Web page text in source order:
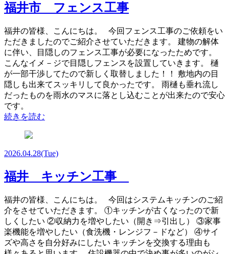
福井市 フェンス工事
福井の皆様、こんにちは。 今回フェンス工事のご依頼をい
ただきましたのでご紹介させていただきます。 建物の解体
に伴い、目隠しのフェンス工事が必要になったためです。
こんなイメ－ジで目隠しフェンスを設置していきます。 樋
が一部干渉してたので新しく取替しました！！ 敷地内の目
隠しも出来てスッキリして良かったです。 雨樋も垂れ流し
だったものを雨水のマスに落とし込むことが出来たので安心
です。
続きを読む
2026.04.28(Tue)
福井 キッチン工事
福井の皆様、こんにちは。 今回はシステムキッチンのご紹
介をさせていただきます。 ①キッチンが古くなったので新
しくしたい ②収納力を増やしたい（開き⇒引出し） ③家事
楽機能を増やしたい（食洗機・レンジフ－ドなど） ④サイ
ズや高さを自分好みにしたい キッチンを交換する理由も